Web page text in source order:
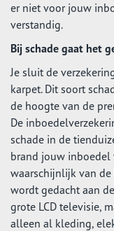
er niet voor jouw
verstandig.
Bij schade gaat het
Je sluit de
karpet. Dit soort
de hoogte van de
De
schade in de
brand jouw
waarschijnlijk van de
wordt gedacht aan
grote LCD televisie,
alleen al kleding,